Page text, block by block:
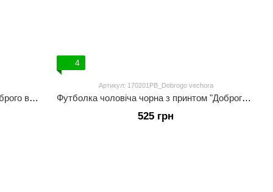
Футболка жіноча чорна з принтом "Доброго вечора, ми з України"
4
Артикул: 170201PB_Dobrogo vechora
Футболка чоловіча чорна з принтом "Доброго вечора, ми з України"
525 грн